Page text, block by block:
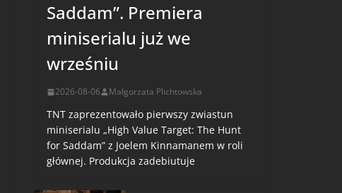
Saddam”. Premiera
miniserialu już we
wrześniu
2026-08-06 Małgorzata Plichtowska
TNT zaprezentowało pierwszy zwiastun
miniserialu „High Value Target: The Hunt
for Saddam” z Joelem Kinnamanem w roli
głównej. Produkcja zadebiutuje